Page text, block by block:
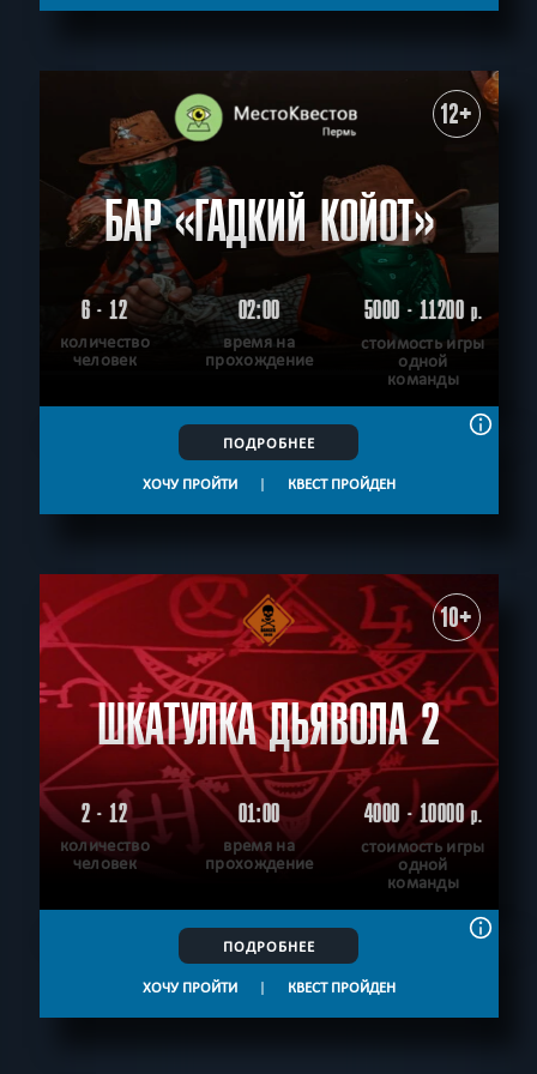
СБРОСИТЬ ФИЛЬТР ВСЕ КВЕСТЫ
12+
БАР «ГАДКИЙ КОЙОТ»
6 - 12
количество
человек
02:00
время на
прохождение
5000 - 11200р.
стоимость игры
одной
команды
ПОДРОБНЕЕ
ХОЧУ ПРОЙТИ | КВЕСТ ПРОЙДЕН
10+
ШКАТУЛКА ДЬЯВОЛА 2
2 - 12
количество
человек
01:00
время на
прохождение
4000 - 10000р.
стоимость игры
одной
команды
ПОДРОБНЕЕ
ХОЧУ ПРОЙТИ | КВЕСТ ПРОЙДЕН